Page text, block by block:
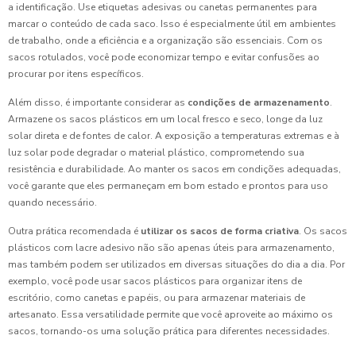
a identificação. Use etiquetas adesivas ou canetas permanentes para
marcar o conteúdo de cada saco. Isso é especialmente útil em ambientes
de trabalho, onde a eficiência e a organização são essenciais. Com os
sacos rotulados, você pode economizar tempo e evitar confusões ao
procurar por itens específicos.
Além disso, é importante considerar as condições de armazenamento.
Armazene os sacos plásticos em um local fresco e seco, longe da luz
solar direta e de fontes de calor. A exposição a temperaturas extremas e à
luz solar pode degradar o material plástico, comprometendo sua
resistência e durabilidade. Ao manter os sacos em condições adequadas,
você garante que eles permaneçam em bom estado e prontos para uso
quando necessário.
Outra prática recomendada é utilizar os sacos de forma criativa. Os sacos
plásticos com lacre adesivo não são apenas úteis para armazenamento,
mas também podem ser utilizados em diversas situações do dia a dia. Por
exemplo, você pode usar sacos plásticos para organizar itens de
escritório, como canetas e papéis, ou para armazenar materiais de
artesanato. Essa versatilidade permite que você aproveite ao máximo os
sacos, tornando-os uma solução prática para diferentes necessidades.